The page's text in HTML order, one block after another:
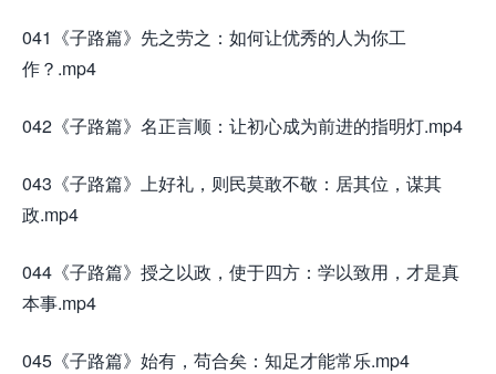
041《子路篇》先之劳之：如何让优秀的人为你工
作？.mp4
042《子路篇》名正言顺：让初心成为前进的指明灯.mp4
043《子路篇》上好礼，则民莫敢不敬：居其位，谋其
政.mp4
044《子路篇》授之以政，使于四方：学以致用，才是真
本事.mp4
045《子路篇》始有，苟合矣：知足才能常乐.mp4